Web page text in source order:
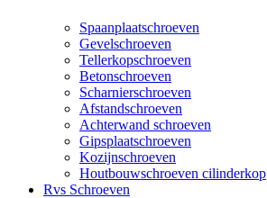
Spaanplaatschroeven
Gevelschroeven
Tellerkopschroeven
Betonschroeven
Scharnierschroeven
Afstandschroeven
Achterwand schroeven
Gipsplaatschroeven
Kozijnschroeven
Houtbouwschroeven cilinderkop
Rvs Schroeven